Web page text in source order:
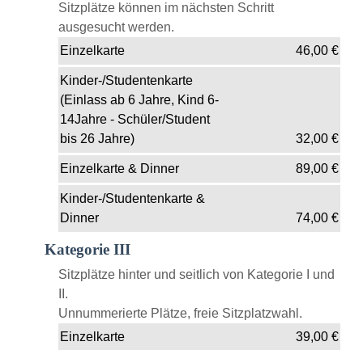
Sitzplätze können im nächsten Schritt
ausgesucht werden.
Einzelkarte
46,00€
Kinder-/Studentenkarte
(Einlass ab 6 Jahre, Kind 6-
14Jahre - Schüler/Student
bis 26 Jahre)
32,00€
Einzelkarte & Dinner 89,00€
Kinder-/Studentenkarte &
Dinner
74,00€
Kategorie III
Sitzplätze hinter und seitlich von Kategorie I und
II.
Unnummerierte Plätze, freie Sitzplatzwahl.
Einzelkarte
39,00€